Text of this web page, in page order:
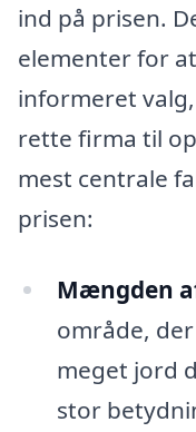
ind på prisen.
elementer for
informeret
rette firma til
mest centrale
prisen:
Mængden
område,
meget jord
stor